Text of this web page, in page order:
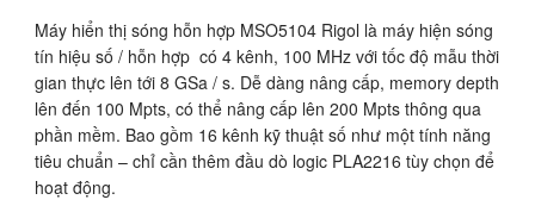
Máy hiển thị sóng hỗn hợp MSO5104 Rigol là máy hiện sóng
tín hiệu số / hỗn hợp có 4 kênh, 100 MHz với tốc độ mẫu thời
gian thực lên tới 8 GSa / s. Dễ dàng nâng cấp, memory depth
lên đến 100 Mpts, có thể nâng cấp lên 200 Mpts thông qua
phần mềm. Bao gồm 16 kênh kỹ thuật số như một tính năng
tiêu chuẩn – chỉ cần thêm đầu dò logic PLA2216 tùy chọn để
hoạt động.